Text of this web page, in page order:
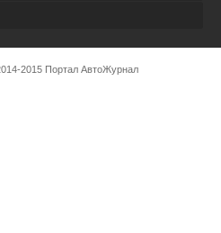
2015 Портал АвтоЖурнал